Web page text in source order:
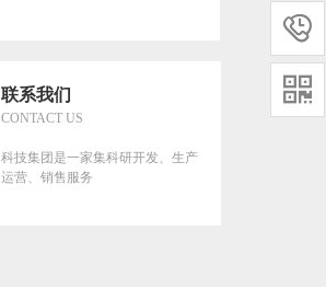
联系我们
CONTACT US
科技集团是一家集科研开发、生产
运营、销售服务

